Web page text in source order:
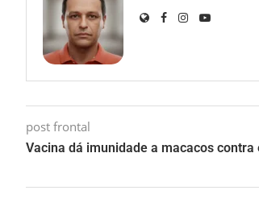
post frontal
Vacina dá imunidade a macacos contra